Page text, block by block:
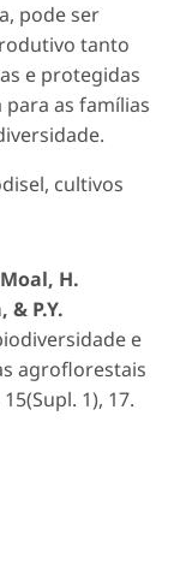
pode ser
tanto
e protegidas
as famílias
cultivos
H.
P.Y.
e
agroflorestais
1), 17.